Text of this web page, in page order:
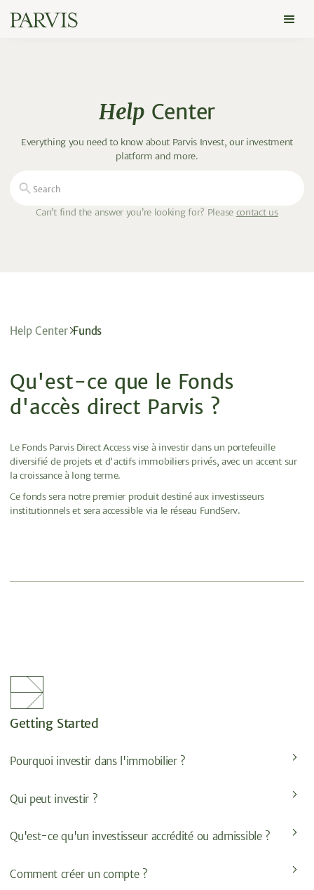
Help Center
Everything you need to know about Parvis Invest, our investment
platform and more.
Can’t find the answer you’re looking for? Please contact us
Help Center Funds
Qu'est-ce que le Fonds
d'accès direct Parvis ?
Le Fonds Parvis Direct Access vise à investir dans un portefeuille
diversifié de projets et d'actifs immobiliers privés, avec un accent sur
la croissance à long terme.
Ce fonds sera notre premier produit destiné aux investisseurs
institutionnels et sera accessible via le réseau FundServ.
Getting Started
Pourquoi investir dans l'immobilier ?
Qui peut investir ?
Qu'est-ce qu'un investisseur accrédité ou admissible ?
Comment créer un compte ?